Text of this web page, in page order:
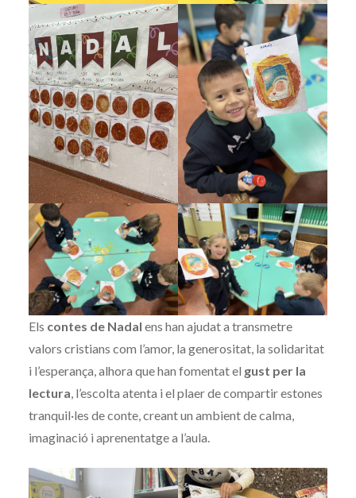
Els contes de Nadal ens han ajudat a transmetre
valors cristians com l’amor, la generositat, la solidaritat
i l’esperança, alhora que han fomentat el gust per la
lectura, l’escolta atenta i el plaer de compartir estones
tranquil·les de conte, creant un ambient de calma,
imaginació i aprenentatge a l’aula.